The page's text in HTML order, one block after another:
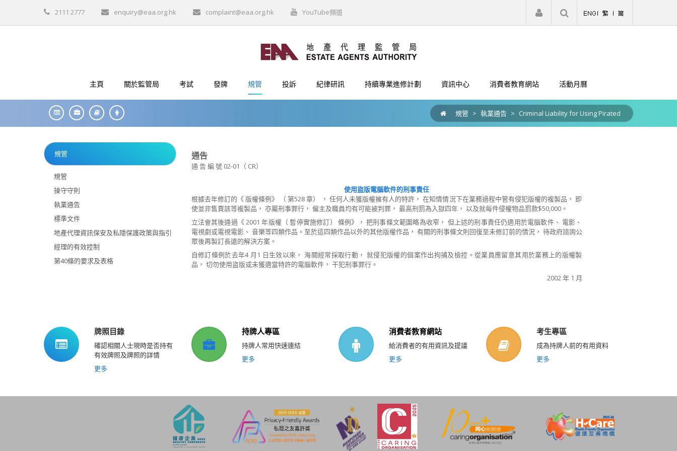
2111 2777 enquiry@eaa.org.hk complaint@eaa.org.hk YouTube頻道 註冊 登入
主頁 關於監管局 考試 發牌 規管 投訴 紀律研訊 持續專業進修計劃 資訊中心 消費者教育網站 活動月曆
規管 > 執業通告 > Criminal Liability for Using Pirated
規管
規管
操守守則
執業通告
標準文件
地產代理資訊保安及私隱保護政策與指引
經理的有效控制
第40條的要求及表格
通告
通 告 編 號 02-01（ CR）
使用盜版電腦軟件的刑事責任
根據去年修訂的《 版權條例》 （ 第528 章） ， 任何人未獲版權擁有人的特許， 在知情情況下在業務過程中管有侵犯版權的複製品， 即
使並非售賣該等複製品， 亦屬刑事罪行， 僱主及職員均有可能被判罪， 最高刑罰為入獄四年， 以及就每件侵權物品罰款$50,000。
立法會其後通過《 2001 年版權（ 暫停實施修訂） 條例》， 把刑事條文範圍略為收窄， 但上述的刑事責任仍適用於電腦軟件、 電影、
電視劇或電視電影、 音樂等四類作品。至於這四類作品以外的其他版權作品， 有關的刑事條文則回復至未修訂前的情況， 待政府諮詢公
眾後再製訂長遠的解決方案。
自修訂條例於去年4 月1 日生效以來， 海關經常採取行動， 就侵犯版權的個案作出拘捕及檢控。從業員應留意其用於業務上的版權製
品， 切勿使用盜版或未獲適當特許的電腦軟件， 干犯刑事罪行。
2002 年 1 月
牌照目錄
確認相關人士現時是否持有
有效牌照及牌照的詳情
更多
持牌人專區
持牌人常用快速連結
更多
消費者教育網站
給消費者的有用資訊及提議
更多
考生專區
成為持牌人前的有用資料
更多